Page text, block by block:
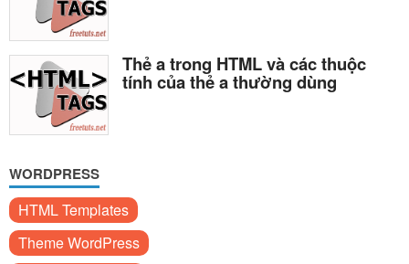
Thẻ a trong HTML và các thuộc
tính của thẻ a thường dùng
WORDPRESS
HTML Templates
Theme WordPress